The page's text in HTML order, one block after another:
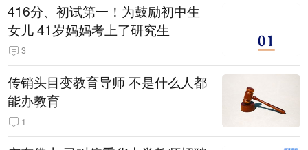
416分、初试第一！为鼓励初中生
女儿 41岁妈妈考上了研究生
3
传销头目变教育导师 不是什么人都
能办教育
1